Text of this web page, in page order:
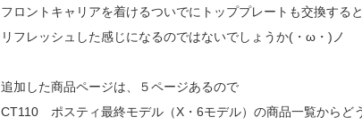
フロントキャリアを着けるついでにトッププレートも交換すると
リフレッシュした感じになるのではないでしょうか(・ω・)ノ
追加した商品ページは、５ページあるので
CT110 ポスティ最終モデル（X・6モデル）の商品一覧からど